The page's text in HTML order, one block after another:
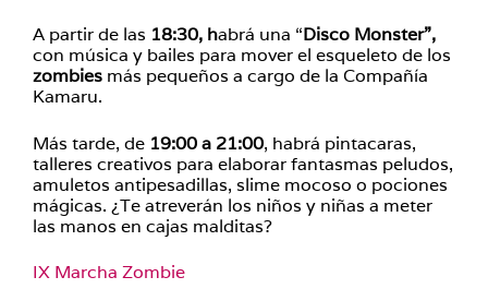
A partir de las 18:30, habrá una “Disco Monster”,
con música y bailes para mover el esqueleto de los
zombies más pequeños a cargo de la Compañía
Kamaru.
Más tarde, de 19:00 a 21:00, habrá pintacaras,
talleres creativos para elaborar fantasmas peludos,
amuletos antipesadillas, slime mocoso o pociones
mágicas. ¿Te atreverán los niños y niñas a meter
las manos en cajas malditas?
IX Marcha Zombie